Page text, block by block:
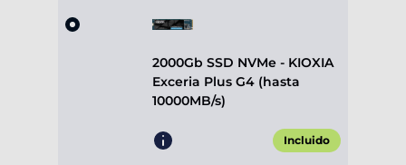
2000Gb SSD NVMe - KIOXIA
Exceria Plus G4 (hasta
10000MB/s)
Incluido